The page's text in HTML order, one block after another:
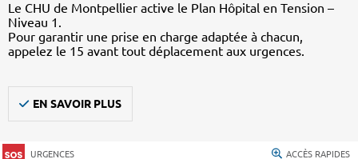
Le CHU de Montpellier active le Plan Hôpital en Tension –
Niveau 1.
Pour garantir une prise en charge adaptée à chacun,
appelez le 15 avant tout déplacement aux urgences.
EN SAVOIR PLUS
URGENCES ACCÈS RAPIDES